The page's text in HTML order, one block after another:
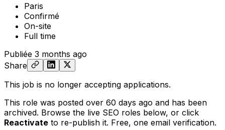
Paris
Confirmé
On-site
Full time
Publiée 3 months ago
Share
This job is no longer accepting applications.
This role was posted over 60 days ago and has been
archived. Browse the live SEO roles below, or click
Reactivate to re-publish it. Free, one email verification.